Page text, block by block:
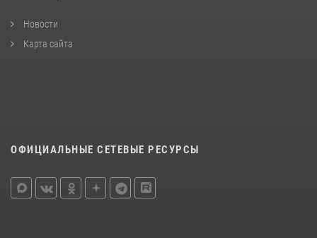
Новости
Карта сайта
ОФИЦИАЛЬНЫЕ СЕТЕВЫЕ РЕСУРСЫ